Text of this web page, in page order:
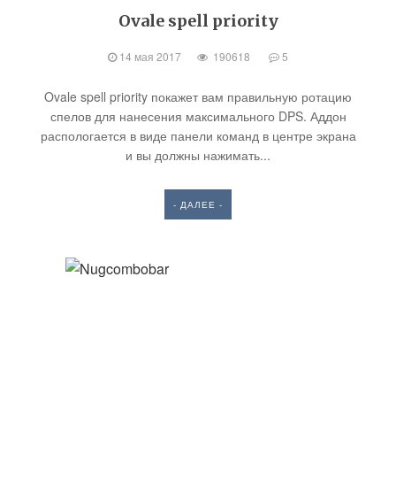
Ovale spell priority
14 мая 2017 190618 5
Ovale spell priority покажет вам правильную ротацию
спелов для нанесения максимального DPS. Аддон
распологается в виде панели команд в центре экрана
и вы должны нажимать...
- ДАЛЕЕ -